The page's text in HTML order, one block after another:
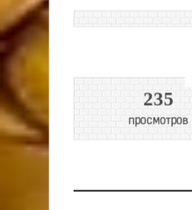
235
просмотров